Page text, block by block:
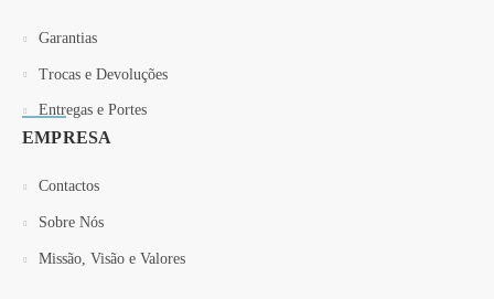
Garantias
Trocas e Devoluções
Entregas e Portes
EMPRESA
Contactos
Sobre Nós
Missão, Visão e Valores